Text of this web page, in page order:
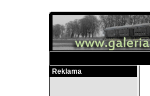
Reklama